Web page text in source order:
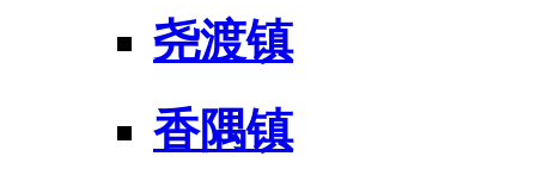
尧渡镇
香隅镇